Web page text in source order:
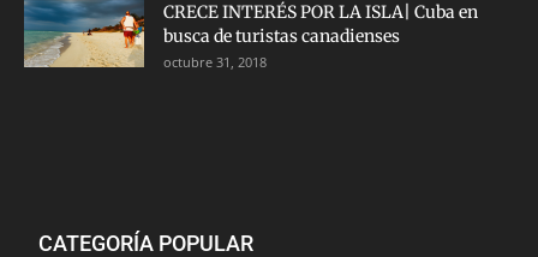
CRECE INTERÉS POR LA ISLA| Cuba en
busca de turistas canadienses
octubre 31, 2018
CATEGORÍA POPULAR